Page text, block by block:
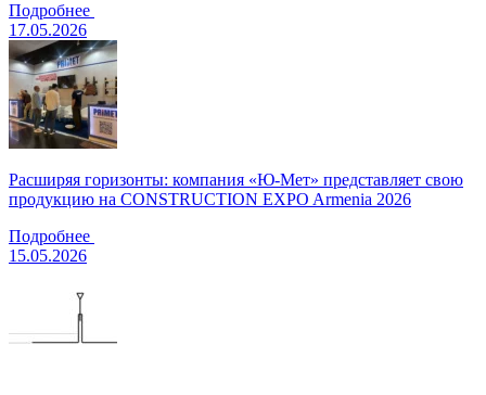
Подробнее
17.05.2026
Расширяя горизонты: компания «Ю-Мет» представляет свою
продукцию на CONSTRUCTION EXPO Armenia 2026
Подробнее
15.05.2026